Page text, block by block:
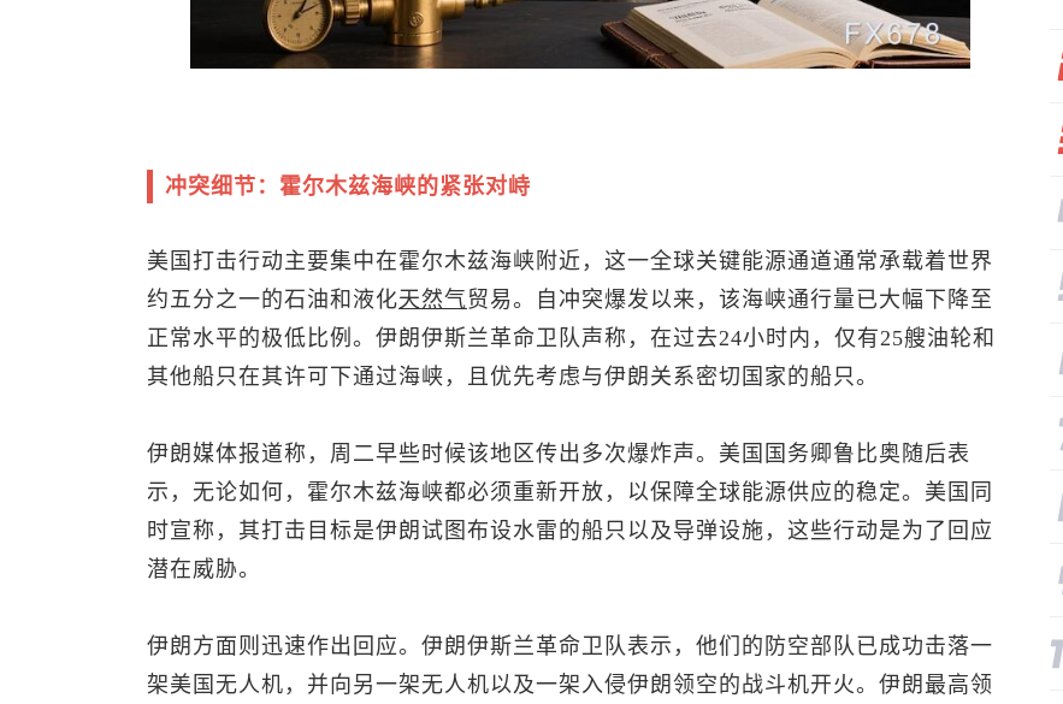
冲突细节：霍尔木兹海峡的紧张对峙
美国打击行动主要集中在霍尔木兹海峡附近，这一全球关键能源通道通常承载着世界
约五分之一的石油和液化天然气贸易。自冲突爆发以来，该海峡通行量已大幅下降至
正常水平的极低比例。伊朗伊斯兰革命卫队声称，在过去24小时内，仅有25艘油轮和
其他船只在其许可下通过海峡，且优先考虑与伊朗关系密切国家的船只。
伊朗媒体报道称，周二早些时候该地区传出多次爆炸声。美国国务卿鲁比奥随后表
示，无论如何，霍尔木兹海峡都必须重新开放，以保障全球能源供应的稳定。美国同
时宣称，其打击目标是伊朗试图布设水雷的船只以及导弹设施，这些行动是为了回应
潜在威胁。
伊朗方面则迅速作出回应。伊朗伊斯兰革命卫队表示，他们的防空部队已成功击落一
架美国无人机，并向另一架无人机以及一架入侵伊朗领空的战斗机开火。伊朗最高领